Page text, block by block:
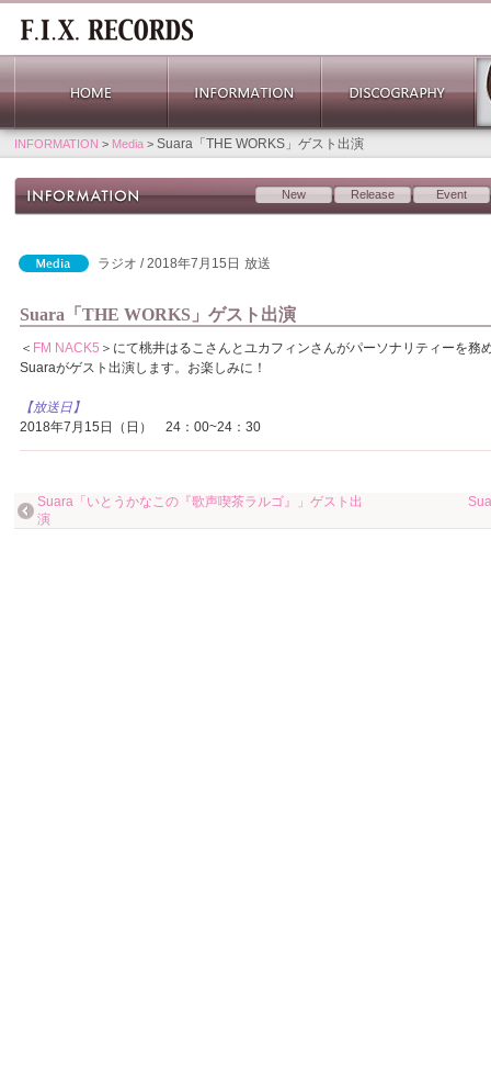
INFORMATION > Media > Suara「THE WORKS」ゲスト出演
New Release Event
ラジオ / 2018年7月15日 放送
Suara「THE WORKS」ゲスト出演
＜ FM NACK5 ＞にて桃井はるこさんとユカフィンさんがパーソナリティーを務
Suaraがゲスト出演します。お楽しみに！
【放送日】
2018年7月15日（日） 24：00~24：30
Suara「いとうかなこの『歌声喫茶ラルゴ』」ゲスト出
演